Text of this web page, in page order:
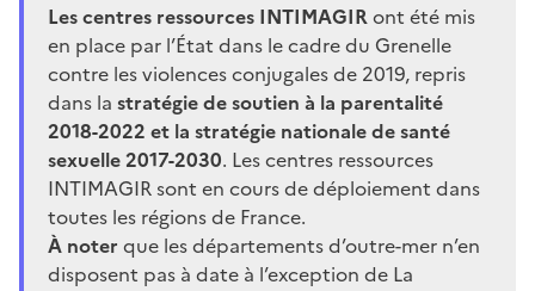
Les centres ressources INTIMAGIRont été mis
en place par l’État dans le cadre du Grenelle
contre les violences conjugales de 2019, repris
dans la stratégie de soutien à la parentalité
2018-2022 et la stratégie nationale de santé
sexuelle 2017-2030. Les centres ressources
INTIMAGIR sont en cours de déploiement dans
toutes les régions de France.
À noter que les départements d’outre-mer n’en
disposent pas à date à l’exception de La